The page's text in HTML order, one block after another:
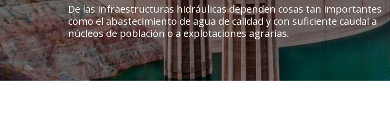
De las infraestructuras hidráulicas dependen cosas tan importantes
como el abastecimiento de agua de calidad y con suficiente caudal a
núcleos de población o a explotaciones agrarias.